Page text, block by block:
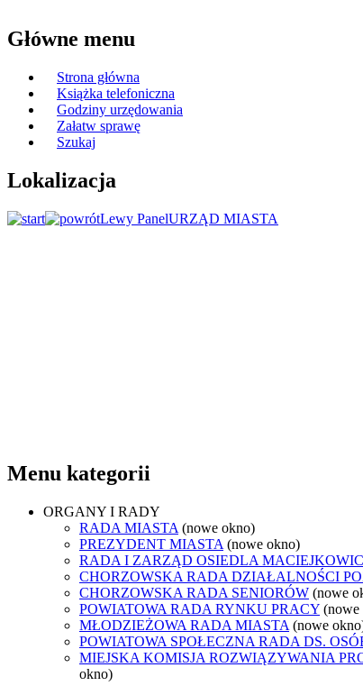
Główne menu
Strona główna
Książka telefoniczna
Godziny urzędowania
Załatw sprawę
Szukaj
Lokalizacja
Lewy PanelURZĄD MIASTA
Menu kategorii
ORGANY I RADY
RADA MIASTA (nowe okno)
PREZYDENT MIASTA (nowe okno)
RADA I ZARZĄD OSIEDLA
CHORZOWSKA RADA DZIAŁALNOŚCI
CHORZOWSKA RADA SENIORÓW (nowe
POWIATOWA RADA RYNKU PRACY (nowe
MŁODZIEŻOWA RADA MIASTA (nowe
POWIATOWA SPOŁECZNA RADA DS.
MIEJSKA KOMISJA ROZWIĄZYWANIA
okno)